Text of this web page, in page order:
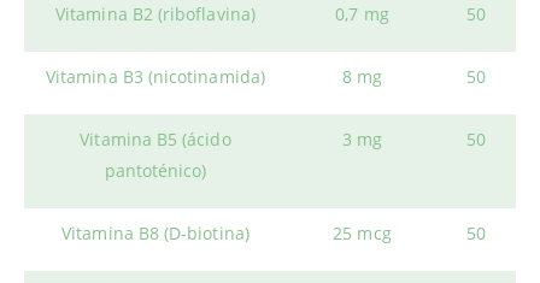
Vitamina B2 (riboflavina) 0,7 mg 50
Vitamina B3 (nicotinamida) 8 mg 50
Vitamina B5 (ácido
pantoténico)
3 mg 50
Vitamina B8 (D-biotina) 25 mcg 50